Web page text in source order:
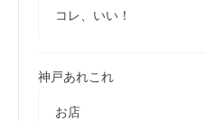
コレ、いい！
神戸あれこれ
お店